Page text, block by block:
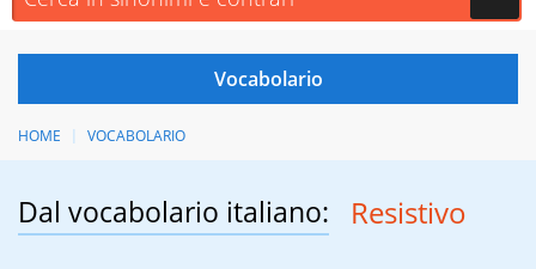
HOME VOCABOLARIO
Dal vocabolario italiano: Resistivo